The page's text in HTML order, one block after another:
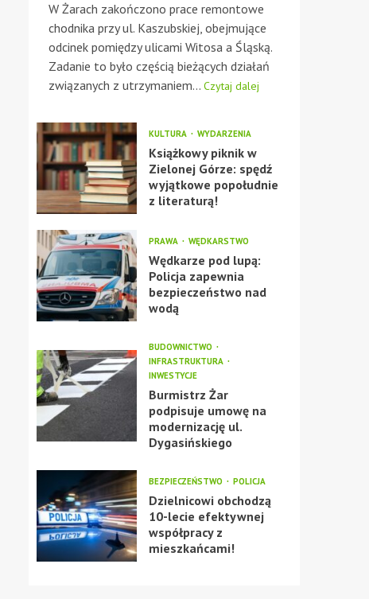
W Żarach zakończono prace remontowe
chodnika przy ul. Kaszubskiej, obejmujące
odcinek pomiędzy ulicami Witosa a Śląską.
Zadanie to było częścią bieżących działań
związanych z utrzymaniem... Czytaj dalej
KULTURA WYDARZENIA
Książkowy piknik w
Zielonej Górze: spędź
wyjątkowe popołudnie
z literaturą!
PRAWA WĘDKARSTWO
Wędkarze pod lupą:
Policja zapewnia
bezpieczeństwo nad
wodą
BUDOWNICTWO
INFRASTRUKTURA
INWESTYCJE
Burmistrz Żar
podpisuje umowę na
modernizację ul.
Dygasińskiego
BEZPIECZEŃSTWO POLICJA
Dzielnicowi obchodzą
10-lecie efektywnej
współpracy z
mieszkańcami!